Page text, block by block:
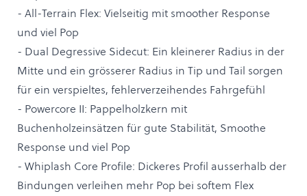
- All-Terrain Flex: Vielseitig mit smoother Response
und viel Pop
- Dual Degressive Sidecut: Ein kleinerer Radius in der
Mitte und ein grösserer Radius in Tip und Tail sorgen
für ein verspieltes, fehlerverzeihendes Fahrgefühl
- Powercore II: Pappelholzkern mit
Buchenholzeinsätzen für gute Stabilität, Smoothe
Response und viel Pop
- Whiplash Core Profile: Dickeres Profil ausserhalb der
Bindungen verleihen mehr Pop bei softem Flex